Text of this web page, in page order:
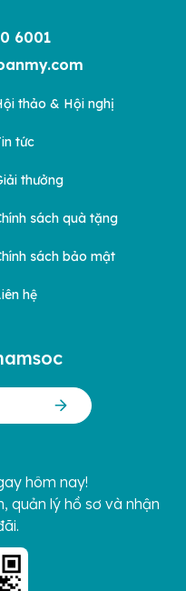
6001
thảo & Hội nghị
tức
thưởng
sách quà tặng
sách bảo mật
hệ
hôm nay!
quản lý hồ sơ và nhận